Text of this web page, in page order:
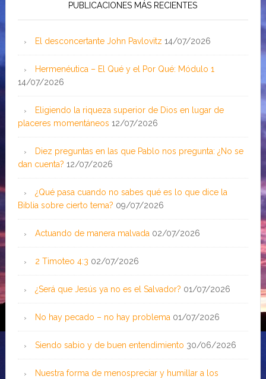
PUBLICACIONES MÁS RECIENTES
El desconcertante John Pavlovitz 14/07/2026
Hermenéutica – El Qué y el Por Qué: Módulo 1
14/07/2026
Eligiendo la riqueza superior de Dios en lugar de
placeres momentáneos 12/07/2026
Diez preguntas en las que Pablo nos pregunta: ¿No se
dan cuenta? 12/07/2026
¿Qué pasa cuando no sabes qué es lo que dice la
Biblia sobre cierto tema? 09/07/2026
Actuando de manera malvada 02/07/2026
2 Timoteo 4:3 02/07/2026
¿Será que Jesús ya no es el Salvador? 01/07/2026
No hay pecado – no hay problema 01/07/2026
Siendo sabio y de buen entendimiento 30/06/2026
Nuestra forma de menospreciar y humillar a los